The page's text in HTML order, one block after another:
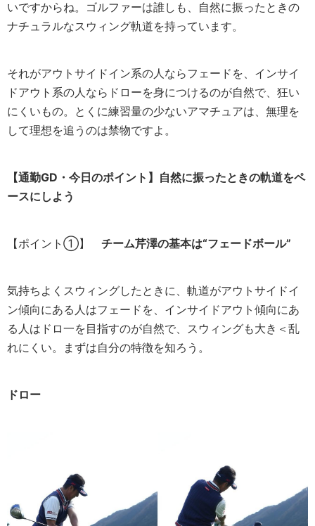
いですからね。ゴルファーは誰しも、自然に振ったときの
ナチュラルなスウィング軌道を持っています。
それがアウトサイドイン系の人ならフェードを、インサイ
ドアウト系の人ならドローを身につけるのが自然で、狂い
にくいもの。とくに練習量の少ないアマチュアは、無理を
して理想を追うのは禁物ですよ。
【通勤GD・今日のポイント】自然に振ったときの軌道をペ
ースにしよう
【ポイント①】 チーム芹澤の基本は“フェードボール”
気持ちよくスウィングしたときに、軌道がアウトサイドイ
ン傾向にある人はフェードを、インサイドアウト傾向にあ
る人はドロ一を目指すのが自然で、スウィングも大き＜乱
れにくい。まずは自分の特徴を知ろう。
ドロー